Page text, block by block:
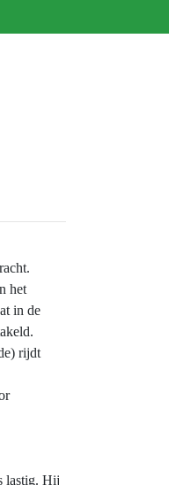
het
in de
rijdt
lastig. Hij